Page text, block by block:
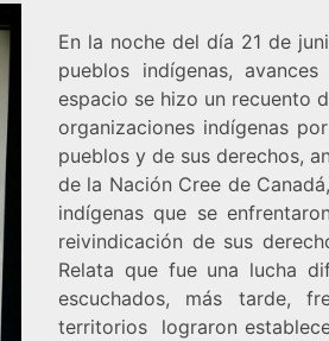
En la noche del día 21 de
pueblos indígenas,
espacio se hizo un recuento
organizaciones indígenas
pueblos y de sus derechos,
de la Nación Cree de
indígenas que se
reivindicación de sus
Relata que fue una lucha
escuchados, más tarde,
territorios lograron